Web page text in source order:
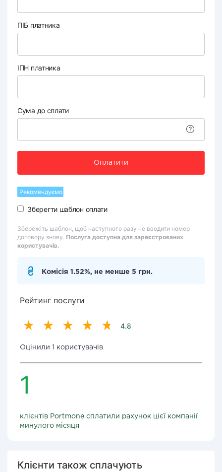
ПІБ платника
ІПН платника
Сума до сплати
Оплатити
Рекомендуємо
Зберегти шаблон оплати
Збережіть шаблон, щоб наступного разу не вводити номер
договору знову. Послуга доступна для зареєстрованих
користувачів.
Комісія 1.52%, не менше 5 грн.
Рейтинг послуги
4.8
Оцінили 1 користувачів
1
клієнтів Portmone сплатили рахунок цієї компанії
минулого місяця
Клієнти також сплачують